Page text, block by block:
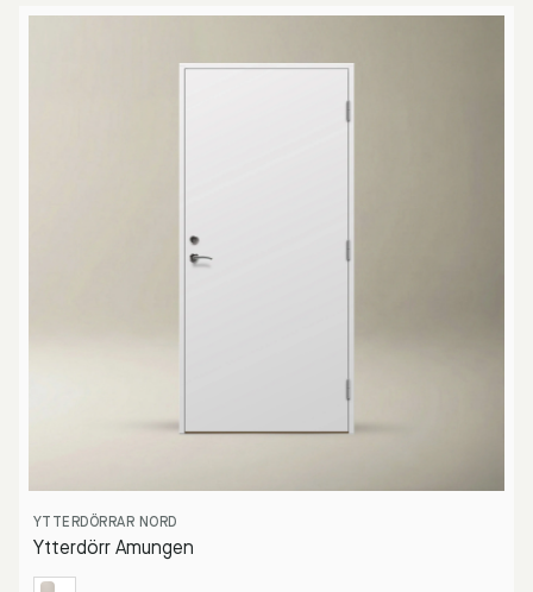
YTTERDÖRRAR NORD
Ytterdörr Amungen